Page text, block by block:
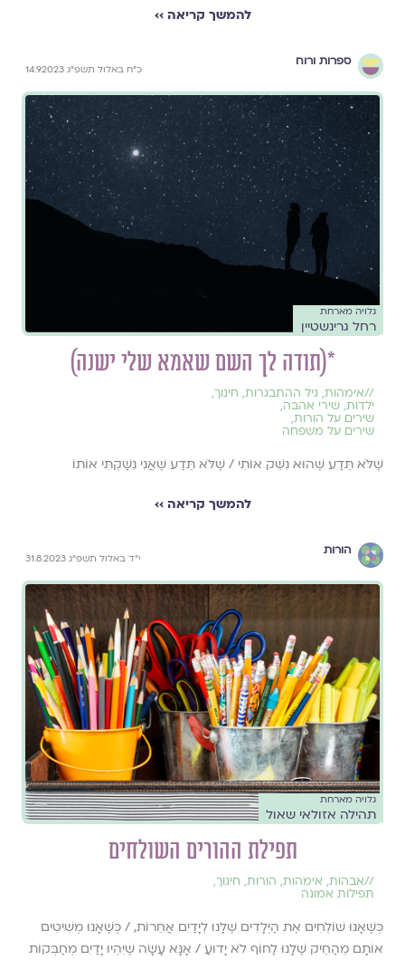
להמשך קריאה ››
ספרות ורוח
כ״ח באלול תשפ״ג 14.9.2023
גלויה מארחת
רחל גרינשטיין
*(תודה לך השם שאמא שלי ישנה)
//אימהות, גיל ההתבגרות, חינוך,
ילדוּת, שירי אהבה,
שירים על הורות,
שירים על משפחה
שֶׁלֹּא תֵּדַע שֶׁהוּא נִשֵּׁק אוֹתִי / שֶׁלֹּא תֵּדַע שֶׁאֲנִי נִשַּׁקְתִּי אוֹתוֹ
להמשך קריאה ››
הורות
י״ד באלול תשפ״ג 31.8.2023
גלויה מארחת
תהילה אזולאי שאול
תפילת ההורים השולחים
//אבהות, אימהות, הורות, חינוך,
תפילות אמונה
כְּשֶׁאָנוּ שׁוֹלְחִים אֶת הַיְּלָדִים שֶׁלָּנוּ לְיָדַיִם אֲחֵרוֹת, / כְּשֶׁאָנוּ מְשִׁיטִים
אוֹתָם מֵהַחֵיק שֶׁלָּנוּ לַחוֹף לֹא יָדוּעַ / אָנָּא עָשָׂה שֶׁיִּהְיוּ יָדַיִם מְחַבְּקוֹת